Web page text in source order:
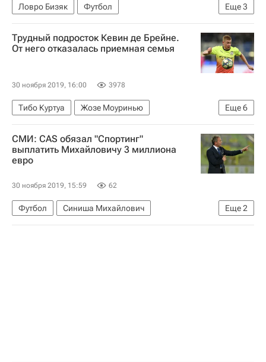
Еще3
Ловро Бизяк
Футбол
РПЛ 2026-2027 (Чемпионат России по футболу)
Уфа
Крылья Советов
Трудный подросток Кевин де Брейне.
От него отказалась приемная семья
30 ноября 2019, 16:00 3978
Еще6
Тибо Куртуа
Жозе Моуринью
Хосеп Гвардиола
Евро-2020
Бельгия
Челси
Манчестер Сити Кевин Де Брёйне
СМИ: CAS обязал "Спортинг"
выплатить Михайловичу 3 миллиона
евро
30 ноября 2019, 15:59 62
Еще2
Футбол
Синиша Михайлович
Спортинг (Лиссабон)